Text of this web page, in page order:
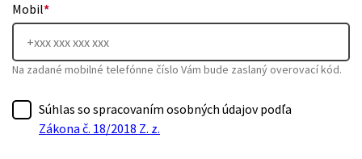
Mobil*
Na zadané mobilné telefónne číslo Vám bude zaslaný overovací kód.
Súhlas so spracovaním osobných údajov podľa
Zákona č. 18/2018 Z. z.